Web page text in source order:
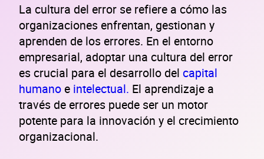
La cultura del error se refiere a cómo las
organizaciones enfrentan, gestionan y
aprenden de los errores. En el entorno
empresarial, adoptar una cultura del error
es crucial para el desarrollo del capital
humanoe intelectual. El aprendizaje a
través de errores puede ser un motor
potente para la innovación y el crecimiento
organizacional.